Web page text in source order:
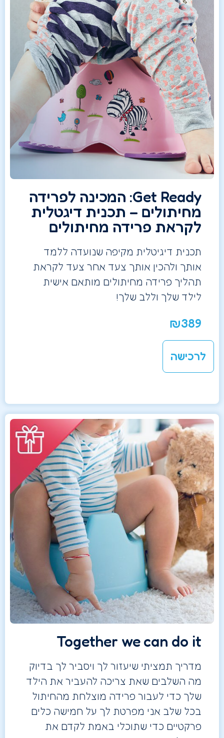
Get Ready: המכינה לפרידה
מחיתולים – תכנית דיגטלית
לקראת פרידה מחיתולים
תכנית דיגיטלית מקיפה שנועדה ללמד
אותך ולהכין אותך צעד אחר צעד לקראת
תהליך פרידה מחיתולים מותאם אישית
לילד שלך וללב שלך!
₪389
לרכישה
Together we can do it
מדריך תמציתי שיעזור לך ויסביר לך בדיוק
מה השלבים שאת צריכה להעביר את הילד
שלך כדי לעבור פרידה מוצלחת מהחיתול
בכל שלב אני מפרטת לך על חמישה כלים
פרקטיים כדי שתוכלי באמת לקדם את